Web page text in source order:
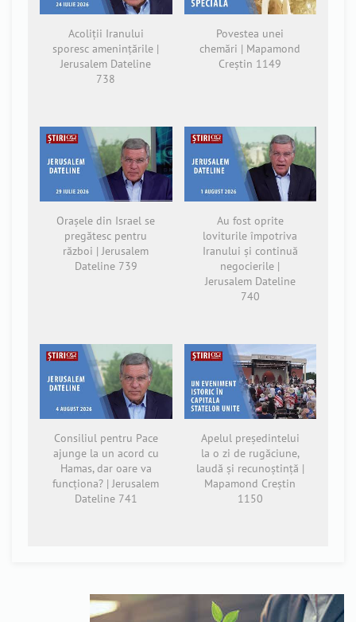
Acoliții Iranului
sporesc amenințările |
Jerusalem Dateline
738
Povestea unei
chemări | Mapamond
Creștin 1149
Orașele din Israel se
pregătesc pentru
război | Jerusalem
Dateline 739
Au fost oprite
loviturile împotriva
Iranului și continuă
negocierile |
Jerusalem Dateline
740
Consiliul pentru Pace
ajunge la un acord cu
Hamas, dar oare va
funcționa? | Jerusalem
Dateline 741
Apelul președintelui
la o zi de rugăciune,
laudă și recunoștință |
Mapamond Creștin
1150